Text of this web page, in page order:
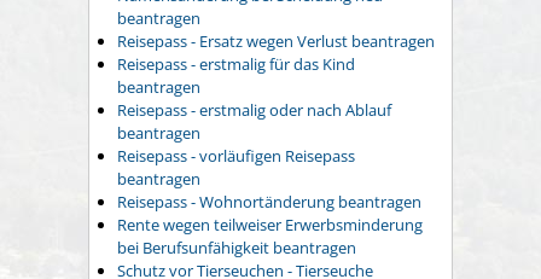
beantragen
Reisepass - Ersatz wegen Verlust beantragen
Reisepass - erstmalig für das Kind
beantragen
Reisepass - erstmalig oder nach Ablauf
beantragen
Reisepass - vorläufigen Reisepass
beantragen
Reisepass - Wohnortänderung beantragen
Rente wegen teilweiser Erwerbsminderung
bei Berufsunfähigkeit beantragen
Schutz vor Tierseuchen - Tierseuche